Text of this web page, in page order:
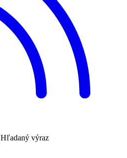
Hľadaný výraz